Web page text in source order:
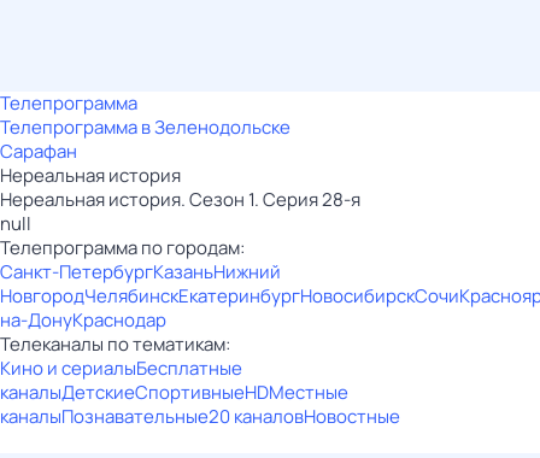
Телепрограмма
Телепрограмма в Зеленодольске
Сарафан
Нереальная история
Нереальная история. Сезон 1. Серия 28-я
null
Телепрограмма по городам:
Санкт-ПетербургКазаньНижний
НовгородЧелябинскЕкатеринбургНовосибирскСочи
на-ДонуКраснодар
Телеканалы по тематикам:
Кино и сериалыБесплатные
каналыДетскиеСпортивныеHDМестные
каналыПознавательные20 каналовНовостные